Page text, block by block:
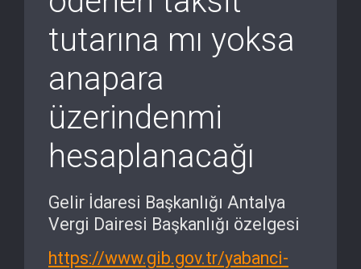
tutarına mı yoksa
anapara
üzerindenmi
hesaplanacağı
Gelir İdaresi Başkanlığı Antalya
Vergi Dairesi Başkanlığı özelgesi
https://www.gib.gov.tr/yabanci-